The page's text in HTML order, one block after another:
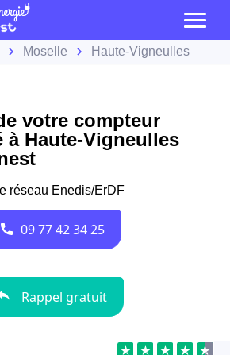
Moselle Haute-Vigneulles